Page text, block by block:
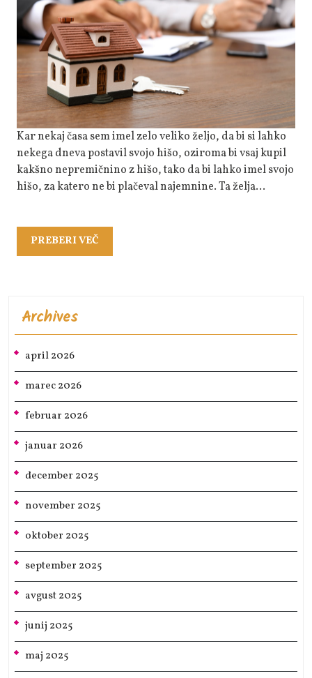
Mi
Je
Uresničilo
Željo
Kar nekaj časa sem imel zelo veliko željo, da bi si lahko
nekega dneva postavil svojo hišo, oziroma bi vsaj kupil
kakšno nepremičnino z hišo, tako da bi lahko imel svojo
hišo, za katero ne bi plačeval najemnine. Ta želja…
PREBERI VEČ
VEČ
Archives
april 2026
marec 2026
februar 2026
januar 2026
december 2025
november 2025
oktober 2025
september 2025
avgust 2025
junij 2025
maj 2025